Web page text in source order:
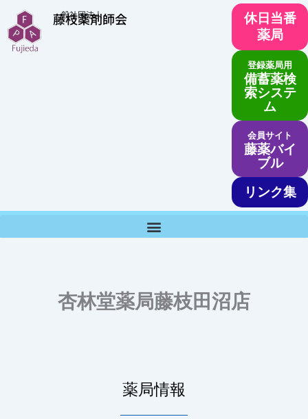
を
一般社団法人
藤枝薬剤師会
休日当番
薬局
登録薬局用
備蓄薬検
索システ
ム
会員サイト
藤薬バイ
ブル
リンク集
杏林堂薬局藤枝田沼店
薬局情報